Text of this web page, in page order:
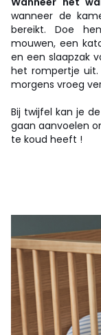
wanneer de
bereikt. Doe
mouwen, een
en een slaapzak
het rompertje
morgens vroeg
Bij twijfel kan je
gaan aanvoelen
te koud heeft !